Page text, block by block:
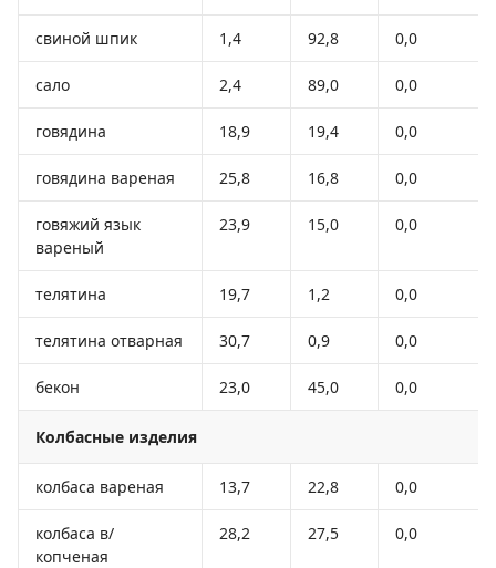
свиной шпик 1,4 92,8 0,0
сало 2,4 89,0 0,0
говядина 18,9 19,4 0,0
говядина вареная 25,8 16,8 0,0
говяжий язык
вареный
23,9 15,0 0,0
телятина 19,7 1,2 0,0
телятина отварная 30,7 0,9 0,0
бекон 23,0 45,0 0,0
Колбасные изделия
колбаса вареная 13,7 22,8 0,0
колбаса в/
копченая
28,2 27,5 0,0